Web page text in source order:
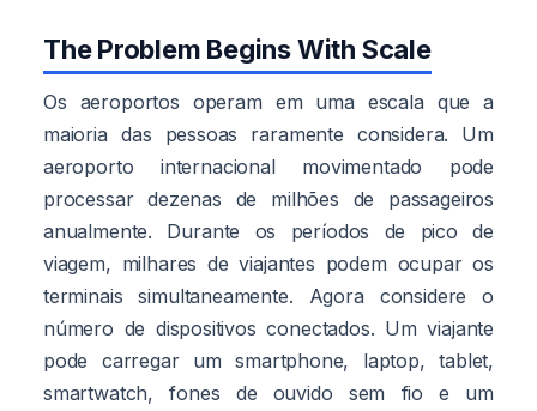
The Problem Begins With Scale
Os aeroportos operam em uma escala que a
maioria das pessoas raramente considera. Um
aeroporto internacional movimentado pode
processar dezenas de milhões de passageiros
anualmente. Durante os períodos de pico de
viagem, milhares de viajantes podem ocupar os
terminais simultaneamente. Agora considere o
número de dispositivos conectados. Um viajante
pode carregar um smartphone, laptop, tablet,
smartwatch, fones de ouvido sem fio e um